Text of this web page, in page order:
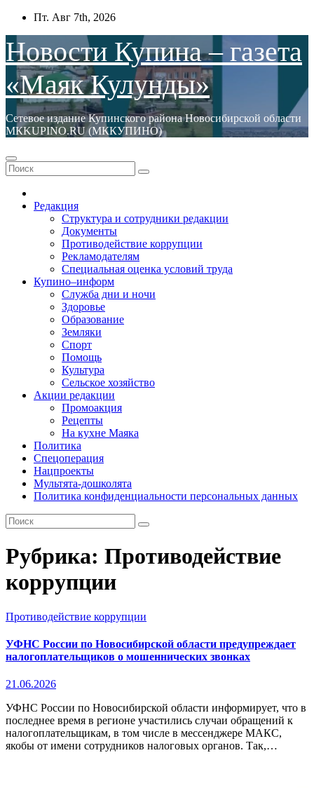
Перейти
содержимому
Пт. Авг 7th, 2026
Новости Купина – газета
«Маяк Кулунды»
Сетевое издание Купинского района Новосибирской области
МКKUPINO.RU (МККУПИНО)
Редакция
Структура и сотрудники редакции
Документы
Противодействие коррупции
Рекламодателям
Специальная оценка условий труда
Купино–информ
Служба дни и ночи
Здоровье
Образование
Земляки
Спорт
Помощь
Культура
Сельское хозяйство
Акции редакции
Промоакция
Рецепты
На кухне Маяка
Политика
Спецоперация
Нацпроекты
Мультята-дошколята
Политика конфиденциальности персональных данных
Рубрика: Противодействие
коррупции
Противодействие коррупции
УФНС России по Новосибирской области предупреждает
налогоплательщиков о мошеннических звонках
21.06.2026
УФНС России по Новосибирской области информирует, что в
последнее время в регионе участились случаи обращений к
налогоплательщикам, в том числе в мессенджере МАКС,
якобы от имени сотрудников налоговых органов. Так,…